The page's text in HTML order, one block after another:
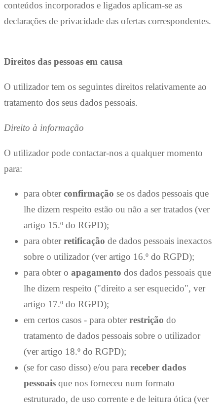
conteúdos incorporados e ligados aplicam-se as
declarações de privacidade das ofertas correspondentes.
Direitos das pessoas em causa
O utilizador tem os seguintes direitos relativamente ao
tratamento dos seus dados pessoais.
Direito à informação
O utilizador pode contactar-nos a qualquer momento
para:
para obterconfirmação se os dados pessoais que
lhe dizem respeito estão ou não a ser tratados (ver
artigo 15.º do RGPD);
para obterretificação de dados pessoais inexactos
sobre o utilizador (ver artigo 16.º do RGPD);
para obter o apagamento dos dados pessoais que
lhe dizem respeito ("direito a ser esquecido", ver
artigo 17.º do RGPD);
em certos casos - para obterrestrição do
tratamento de dados pessoais sobre o utilizador
(ver artigo 18.º do RGPD);
(se for caso disso) e/ou para receber dados
pessoais que nos forneceu num formato
estruturado, de uso corrente e de leitura ótica (ver